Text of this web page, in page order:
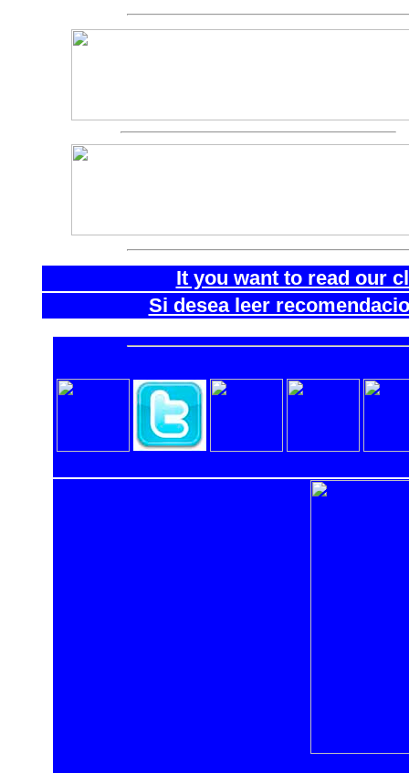
It you want to read our
Si desea leer